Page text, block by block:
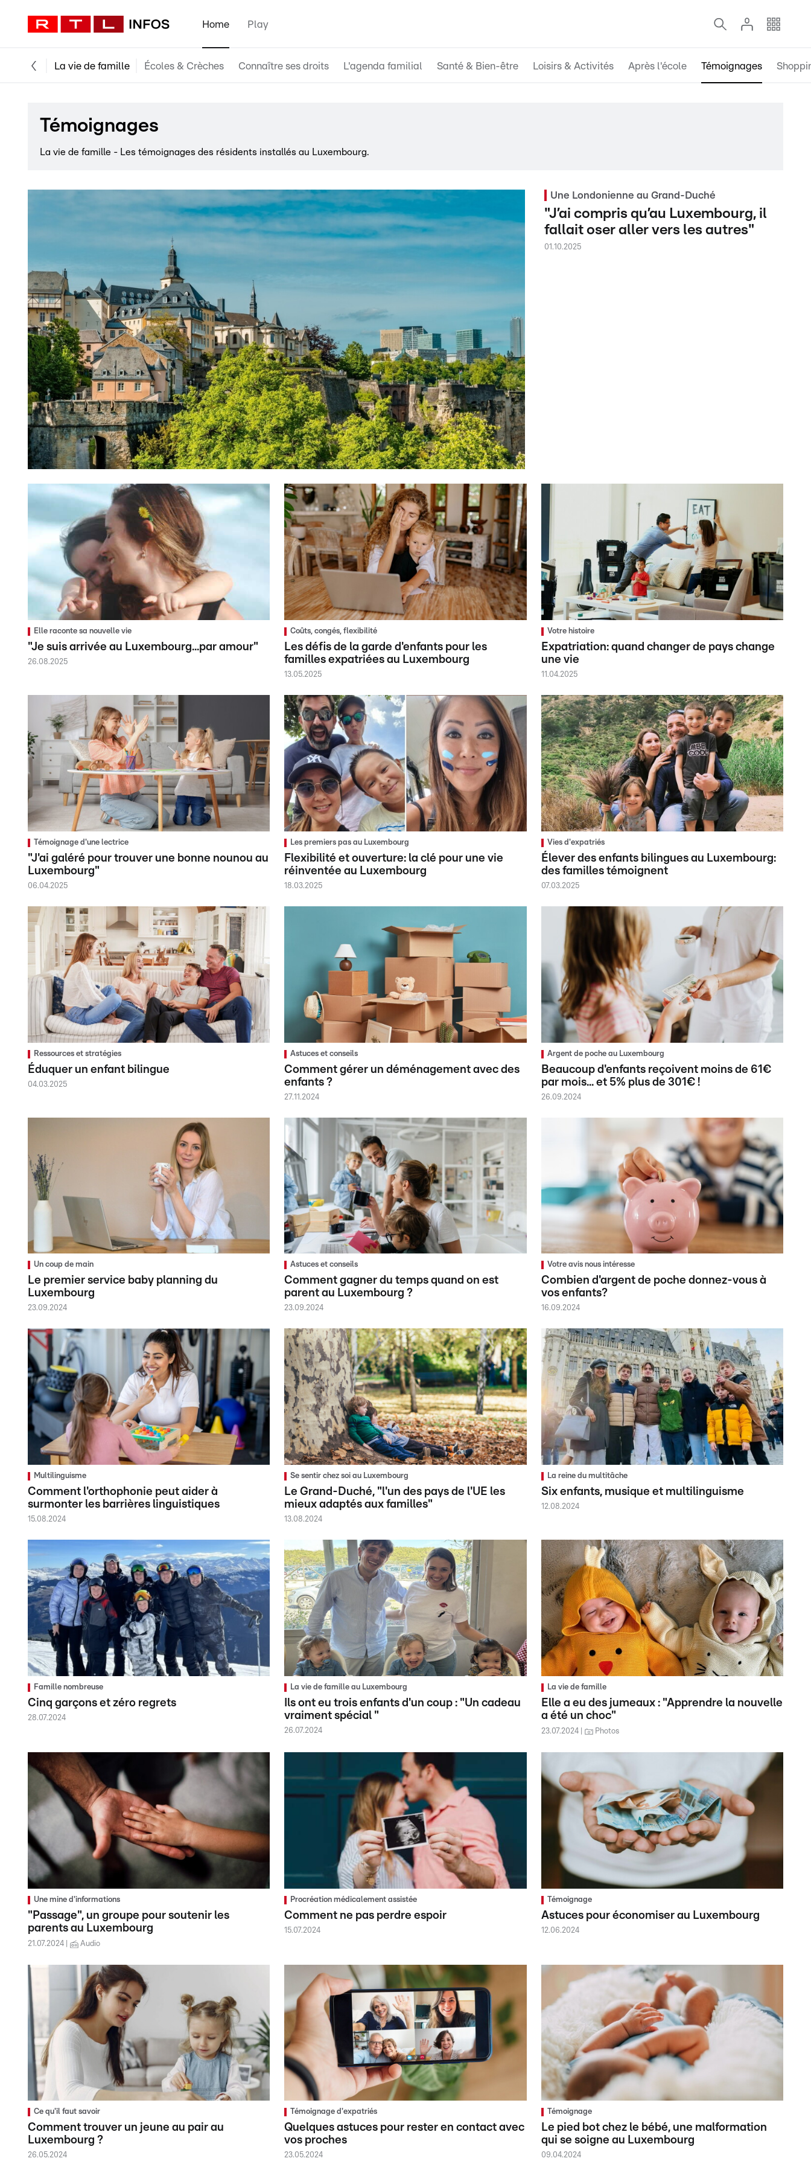
Home Play
La vie de famille Écoles & Crèches Connaître ses droits L'agenda familial Santé & Bien-être Loisirs & Activités Après l'école Témoignages
Témoignages
La vie de famille - Les témoignages des résidents installés au Luxembourg.
Une Londonienne au Grand-Duché
"J’ai compris qu’au Luxembourg, il
fallait oser aller vers les autres"
01.10.2025
Elle raconte sa nouvelle vie
"Je suis arrivée au Luxembourg...par amour"
26.08.2025
Coûts, congés, flexibilité
Les défis de la garde d'enfants pour les
familles expatriées au Luxembourg
13.05.2025
Votre histoire
Expatriation: quand changer de pays change
une vie
11.04.2025
Témoignage d'une lectrice
"J'ai galéré pour trouver une bonne nounou au
Luxembourg"
06.04.2025
Les premiers pas au Luxembourg
Flexibilité et ouverture: la clé pour une vie
réinventée au Luxembourg
18.03.2025
Vies d'expatriés
Élever des enfants bilingues au Luxembourg:
des familles témoignent
07.03.2025
Ressources et stratégies
Éduquer un enfant bilingue
04.03.2025
Astuces et conseils
Comment gérer un déménagement avec des
enfants ?
27.11.2024
Argent de poche au Luxembourg
Beaucoup d'enfants reçoivent moins de 61€
par mois... et 5% plus de 301€ !
26.09.2024
Un coup de main
Le premier service baby planning du
Luxembourg
23.09.2024
Astuces et conseils
Comment gagner du temps quand on est
parent au Luxembourg ?
23.09.2024
Votre avis nous intéresse
Combien d'argent de poche donnez-vous à
vos enfants?
16.09.2024
Multilinguisme
Comment l'orthophonie peut aider à
surmonter les barrières linguistiques
15.08.2024
Se sentir chez soi au Luxembourg
Le Grand-Duché, "l'un des pays de l'UE les
mieux adaptés aux familles"
13.08.2024
La reine du multitâche
Six enfants, musique et multilinguisme
12.08.2024
Famille nombreuse
Cinq garçons et zéro regrets
28.07.2024
La vie de famille au Luxembourg
Ils ont eu trois enfants d'un coup : "Un cadeau
vraiment spécial "
26.07.2024
La vie de famille
Elle a eu des jumeaux : "Apprendre la nouvelle
a été un choc"
23.07.2024 Photos
Une mine d'informations
"Passage", un groupe pour soutenir les
parents au Luxembourg
21.07.2024 Audio
Procréation médicalement assistée
Comment ne pas perdre espoir
15.07.2024
Témoignage
Astuces pour économiser au Luxembourg
12.06.2024
Ce qu'il faut savoir
Comment trouver un jeune au pair au
Luxembourg ?
26.05.2024
Témoignage d'expatriés
Quelques astuces pour rester en contact avec
vos proches
23.05.2024
Témoignage
Le pied bot chez le bébé, une malformation
qui se soigne au Luxembourg
09.04.2024